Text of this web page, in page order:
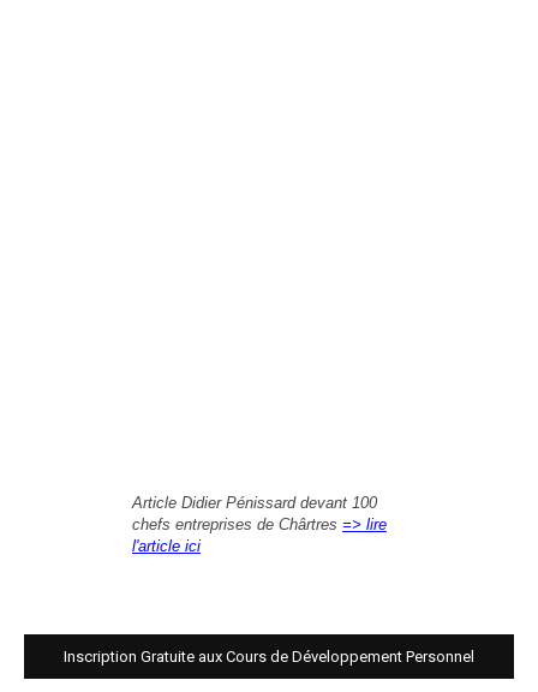
Article Didier Pénissard devant 100
chefs entreprises de Chârtres => lire
l'article ici
Inscription Gratuite aux Cours de Développement Personnel